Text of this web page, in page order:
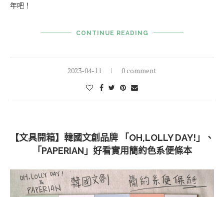
年吧！
CONTINUE READING
2023-04-11 0 comment
【文具開箱】韓國文創品牌 「OH,LOLLY DAY!」、
「PAPERIAN」好看實用簡約色系便條本